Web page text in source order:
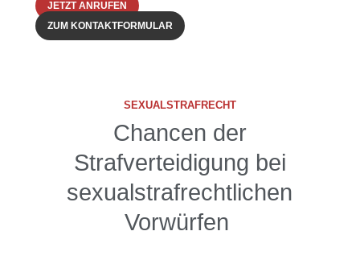
JETZT ANRUFEN
ZUM KONTAKTFORMULAR
SEXUALSTRAFRECHT
Chancen der
Strafverteidigung bei
sexualstrafrechtlichen
Vorwürfen